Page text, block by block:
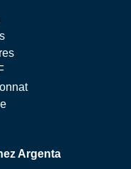
Argenta